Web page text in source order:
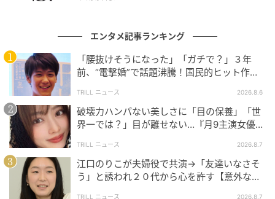
エンタメ記事ランキング
「腰抜けそうになった」「ガチで？」３年
前、“電撃婚”で話題沸騰！国民的ヒット作
TRILL ニュース 2026.8.6
破壊力ハンパない美しさに「目の保養」「世
界一では？」目が離せない…『月9主演女優
TRILL ニュース 2026.8.7
江口のりこが夫婦役で共演→「友達いなさそ
う」と誘われ２０代から心を許す【意外な親
TRILL ニュース 2026.8.7